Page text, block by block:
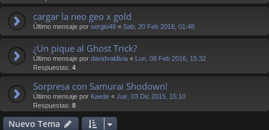
cargar la neo geo x gold
Último mensaje por sergio48 « Sab, 20 Feb 2016, 01:48
¿Un pique al Ghost Trick?
Último mensaje por davidvaldivia « Lun, 08 Feb 2016, 15:32
Respuestas: 4
Sorpresa con Samurai Shodown!
Último mensaje por Kaede « Jue, 03 Dic 2015, 15:10
Respuestas: 8
Nuevo Tema